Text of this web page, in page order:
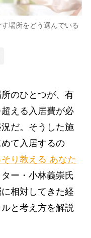
場所をどう選んでいる
のひとつが、有
える入居費が必
だ。そうした施
て入居するの
り教える あなた
ー・小林義崇氏
相対してきた経
と考え方を解説